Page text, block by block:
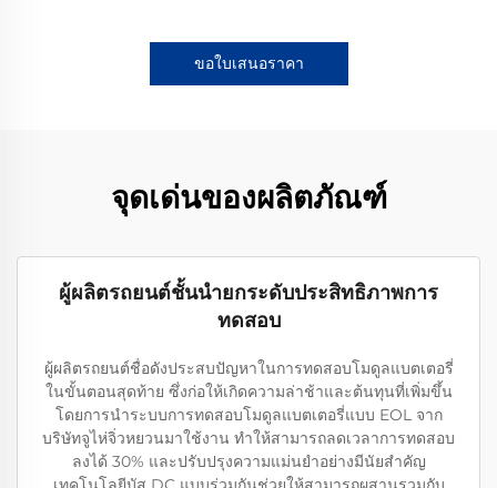
ขอใบเสนอราคา
จุดเด่นของผลิตภัณฑ์
ผู้ผลิตรถยนต์ชั้นนำยกระดับประสิทธิภาพการ
ทดสอบ
ผู้ผลิตรถยนต์ชื่อดังประสบปัญหาในการทดสอบโมดูลแบตเตอรี่
ในขั้นตอนสุดท้าย ซึ่งก่อให้เกิดความล่าช้าและต้นทุนที่เพิ่มขึ้น
โดยการนำระบบการทดสอบโมดูลแบตเตอรี่แบบ EOL จาก
บริษัทจูไห่จิ่วหยวนมาใช้งาน ทำให้สามารถลดเวลาการทดสอบ
ลงได้ 30% และปรับปรุงความแม่นยำอย่างมีนัยสำคัญ